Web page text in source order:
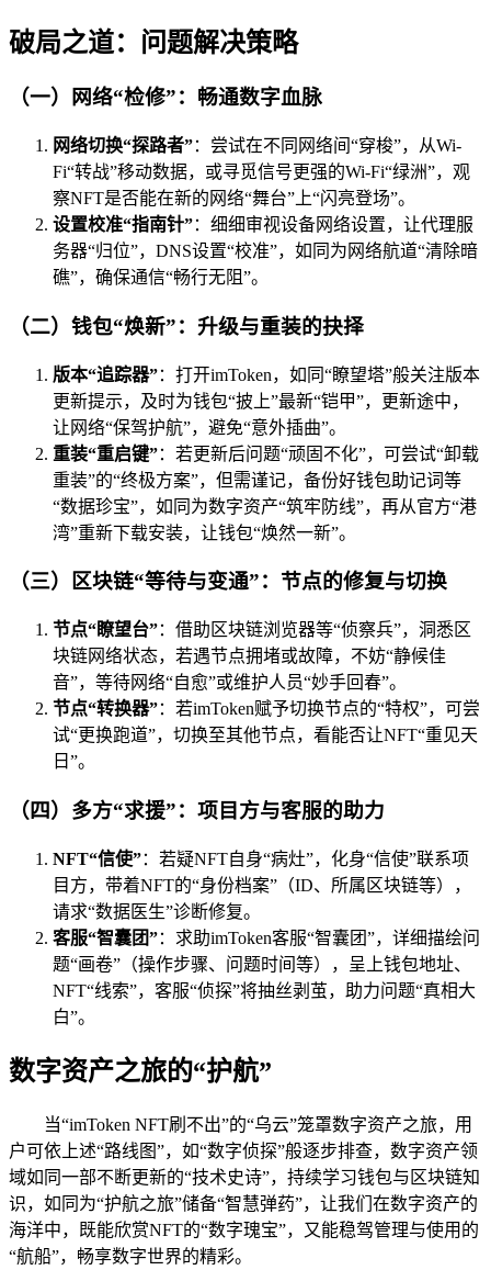
破局之道：问题解决策略
（一）网络“检修”：畅通数字血脉
网络切换“探路者”：尝试在不同网络间“穿梭”，从Wi-
Fi“转战”移动数据，或寻觅信号更强的Wi-Fi“绿洲”，观
察NFT是否能在新的网络“舞台”上“闪亮登场”。
设置校准“指南针”：细细审视设备网络设置，让代理服
务器“归位”，DNS设置“校准”，如同为网络航道“清除暗
礁”，确保通信“畅行无阻”。
（二）钱包“焕新”：升级与重装的抉择
版本“追踪器”：打开imToken，如同“瞭望塔”般关注版本
更新提示，及时为钱包“披上”最新“铠甲”，更新途中，
让网络“保驾护航”，避免“意外插曲”。
重装“重启键”：若更新后问题“顽固不化”，可尝试“卸载
重装”的“终极方案”，但需谨记，备份好钱包助记词等
“数据珍宝”，如同为数字资产“筑牢防线”，再从官方“港
湾”重新下载安装，让钱包“焕然一新”。
（三）区块链“等待与变通”：节点的修复与切换
节点“瞭望台”：借助区块链浏览器等“侦察兵”，洞悉区
块链网络状态，若遇节点拥堵或故障，不妨“静候佳
音”，等待网络“自愈”或维护人员“妙手回春”。
节点“转换器”：若imToken赋予切换节点的“特权”，可尝
试“更换跑道”，切换至其他节点，看能否让NFT“重见天
日”。
（四）多方“求援”：项目方与客服的助力
NFT“信使”：若疑NFT自身“病灶”，化身“信使”联系项
目方，带着NFT的“身份档案”（ID、所属区块链等），
请求“数据医生”诊断修复。
客服“智囊团”：求助imToken客服“智囊团”，详细描绘问
题“画卷”（操作步骤、问题时间等），呈上钱包地址、
NFT“线索”，客服“侦探”将抽丝剥茧，助力问题“真相大
白”。
数字资产之旅的“护航”
当“imToken NFT刷不出”的“乌云”笼罩数字资产之旅，用
户可依上述“路线图”，如“数字侦探”般逐步排查，数字资产领
域如同一部不断更新的“技术史诗”，持续学习钱包与区块链知
识，如同为“护航之旅”储备“智慧弹药”，让我们在数字资产的
海洋中，既能欣赏NFT的“数字瑰宝”，又能稳驾管理与使用的
“航船”，畅享数字世界的精彩。